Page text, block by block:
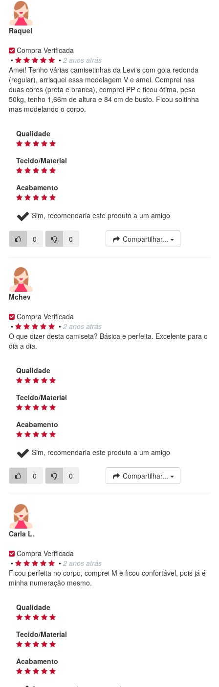
Raquel
Compra Verificada
•
• 2 anos atrás
Amei! Tenho várias camisetinhas da Levi's com gola redonda
(regular), arrisquei essa modelagem V e amei. Comprei nas
duas cores (preta e branca), comprei PP e ficou ótima, peso
50kg, tenho 1,66m de altura e 84 cm de busto. Ficou soltinha
mas modelando o corpo.
Qualidade
Tecido/Material
Acabamento
Sim, recomendaria este produto a um amigo
0 0 Compartilhar...
Mchev
Compra Verificada
•
• 2 anos atrás
O que dizer desta camiseta? Básica e perfeita. Excelente para o
dia a dia.
Qualidade
Tecido/Material
Acabamento
Sim, recomendaria este produto a um amigo
0 0 Compartilhar...
Carla L.
Compra Verificada
•
• 2 anos atrás
Ficou perfeita no corpo, comprei M e ficou confortável, pois já é
minha numeração mesmo.
Qualidade
Tecido/Material
Acabamento